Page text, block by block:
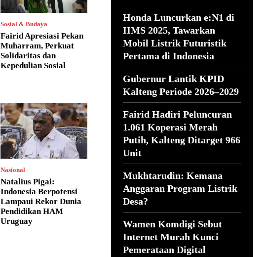
Sosial & Budaya
Fairid Apresiasi Pekan
Muharram, Perkuat
Solidaritas dan
Kepedulian Sosial
Nasional
Natalius Pigai:
Indonesia Berpotensi
Lampaui Rekor Dunia
Pendidikan HAM
Uruguay
Honda Luncurkan e:N1 di
IIMS 2025, Tawarkan
Mobil Listrik Futuristik
Pertama di Indonesia
Gubernur Lantik KPID
Kalteng Periode 2026–2029
Fairid Hadiri Peluncuran
1.061 Koperasi Merah
Putih, Kalteng Ditarget 966
Unit
Mukhtarudin: Kemana
Anggaran Program Listrik
Desa?
Wamen Komdigi Sebut
Internet Murah Kunci
Pemerataan Digital